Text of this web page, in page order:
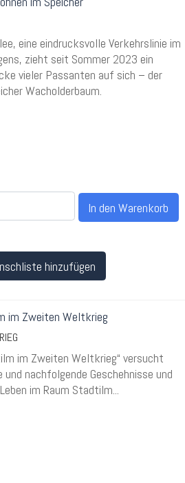
eine eindrucksvolle Verkehrslinie im
zieht seit Sommer 2023 ein
vieler Passanten auf sich – der
Wacholderbaum.
hinzufügen
im Zweiten Weltkrieg“ versucht
und nachfolgende Geschehnisse und
im Raum Stadtilm...